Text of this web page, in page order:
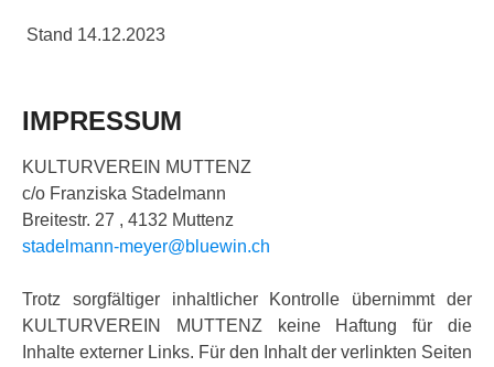
Stand 14.12.2023
IMPRESSUM
KULTURVEREIN MUTTENZ
c/o Franziska Stadelmann
Breitestr. 27 , 4132 Muttenz
stadelmann-meyer@bluewin.ch
Trotz sorgfältiger inhaltlicher Kontrolle übernimmt der
KULTURVEREIN MUTTENZ keine Haftung für die
Inhalte externer Links. Für den Inhalt der verlinkten Seiten